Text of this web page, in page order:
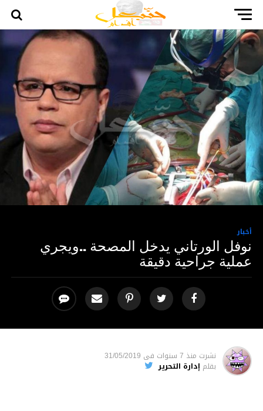
أخبار
نوفل الورتاني يدخل المصحة ..ويجري
عملية جراحية دقيقة
نشرت منذ 7 سنوات فى 31/05/2019
بقلم إدارة التحرير